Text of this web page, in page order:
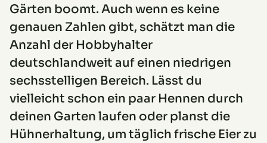
Gärten boomt. Auch wenn es keine
genauen Zahlen gibt, schätzt man die
Anzahl der Hobbyhalter
deutschlandweit auf einen niedrigen
sechsstelligen Bereich. Lässt du
vielleicht schon ein paar Hennen durch
deinen Garten laufen oder planst die
Hühnerhaltung, um täglich frische Eier zu